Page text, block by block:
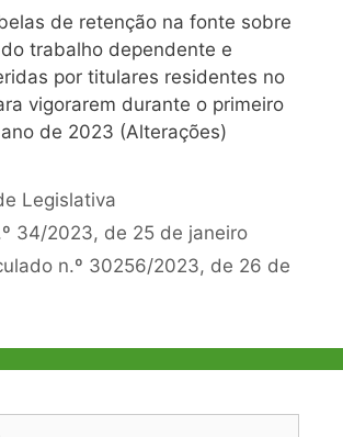
de retenção na fonte sobre
trabalho dependente e
por titulares residentes no
vigorarem durante o primeiro
de 2023 (Alterações)
Legislativa
34/2023, de 25 de janeiro
n.º 30256/2023, de 26 de